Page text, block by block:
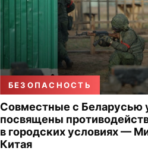
БЕЗОПАСНОСТЬ
Совместные с Беларусью
посвящены
в городских условиях —
Китая